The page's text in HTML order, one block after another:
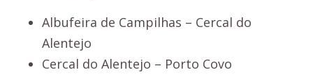
Albufeira de Campilhas – Cercal do
Alentejo
Cercal do Alentejo – Porto Covo